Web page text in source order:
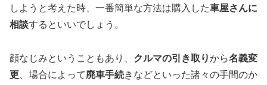
しようと考えた時、一番簡単な方法は購入した車屋さんに
相談するといいでしょう。
顔なじみということもあり、 クルマの引き取りから名義変
更 、場合によって廃車手続きなどといった諸々の手間のか